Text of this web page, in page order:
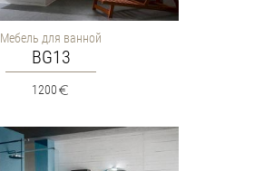
Мебель для ванной
BG13
1200